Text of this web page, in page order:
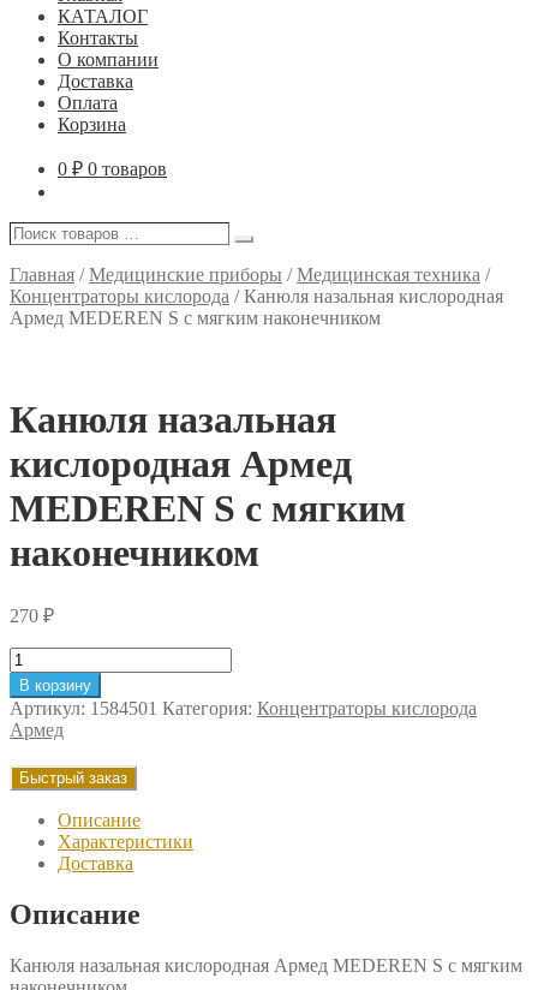
КАТАЛОГ
Контакты
О компании
Доставка
Оплата
Корзина
0 ₽ 0 товаров
Поиск
…
Поиск
Главная /Медицинские приборы /Медицинская техника /
Концентраторы кислорода /Канюля назальная кислородная
Армед MEDEREN S с мягким наконечником
Канюля назальная
кислородная Армед
MEDEREN S с мягким
наконечником
270 ₽
Количество
товара
Канюля
назальная
кислородная
Армед
MEDEREN
мягким
наконечником
В корзину
Артикул: 1584501 Категория: Концентраторы кислорода
Армед
Быстрый заказ
Описание
Характеристики
Доставка
Описание
Канюля назальная кислородная Армед MEDEREN S с мягким